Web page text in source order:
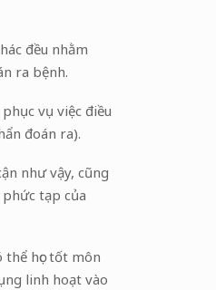
đều nhằm
ra bệnh.
vụ việc điều
đoán ra).
như vậy, cũng
tạp của
học tốt môn
linh hoạt vào